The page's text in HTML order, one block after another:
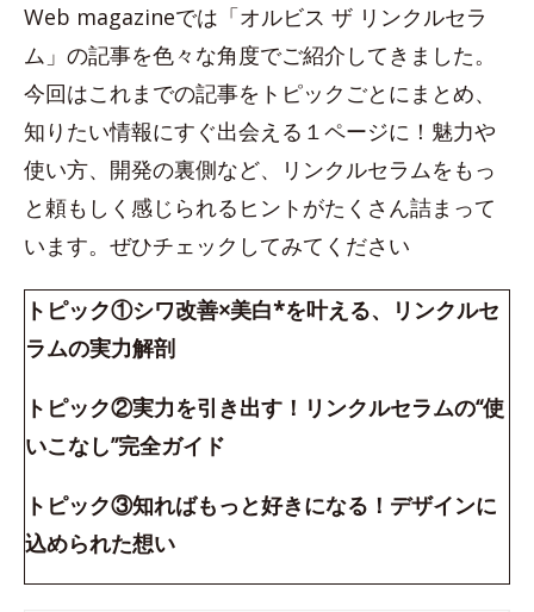
Web magazineでは「オルビス ザ リンクルセラ
ム」の記事を色々な角度でご紹介してきました。
今回はこれまでの記事をトピックごとにまとめ、
知りたい情報にすぐ出会える１ページに！魅力や
使い方、開発の裏側など、リンクルセラムをもっ
と頼もしく感じられるヒントがたくさん詰まって
います。ぜひチェックしてみてください
トピック①シワ改善×美白*を叶える、リンクルセ
ラムの実力解剖
トピック②実力を引き出す！リンクルセラムの“使
いこなし”完全ガイド
トピック③知ればもっと好きになる！デザインに
込められた想い